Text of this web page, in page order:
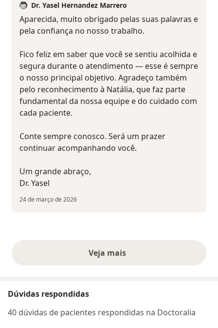
Dr. Yasel Hernandez Marrero
Aparecida, muito obrigado pelas suas palavras e
pela confiança no nosso trabalho.
Fico feliz em saber que você se sentiu acolhida e
segura durante o atendimento — esse é sempre
o nosso principal objetivo. Agradeço também
pelo reconhecimento à Natália, que faz parte
fundamental da nossa equipe e do cuidado com
cada paciente.
Conte sempre conosco. Será um prazer
continuar acompanhando você.
Um grande abraço,
Dr. Yasel
24 de março de 2026
Veja maisopiniões acima
Dúvidas respondidas
40 dúvidas de pacientes respondidas na Doctoralia